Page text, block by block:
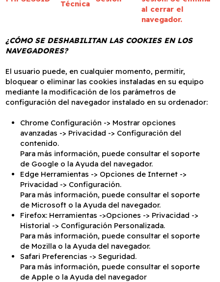
Técnica
al cerrar el
navegador.
¿CÓMO SE DESHABILITAN LAS COOKIES EN LOS
NAVEGADORES?
El usuario puede, en cualquier momento, permitir,
bloquear o eliminar las cookies instaladas en su equipo
mediante la modificación de los parámetros de
configuración del navegador instalado en su ordenador:
Chrome Configuración -> Mostrar opciones
avanzadas -> Privacidad -> Configuración del
contenido.
Para más información, puede consultar el soporte
de Google o la Ayuda del navegador.
Edge Herramientas -> Opciones de Internet ->
Privacidad -> Configuración.
Para más información, puede consultar el soporte
de Microsoft o la Ayuda del navegador.
Firefox: Herramientas ->Opciones -> Privacidad ->
Historial -> Configuración Personalizada.
Para más información, puede consultar el soporte
de Mozilla o la Ayuda del navegador.
Safari Preferencias -> Seguridad.
Para más información, puede consultar el soporte
de Apple o la Ayuda del navegador